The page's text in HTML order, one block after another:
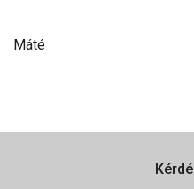
Máté
vezető